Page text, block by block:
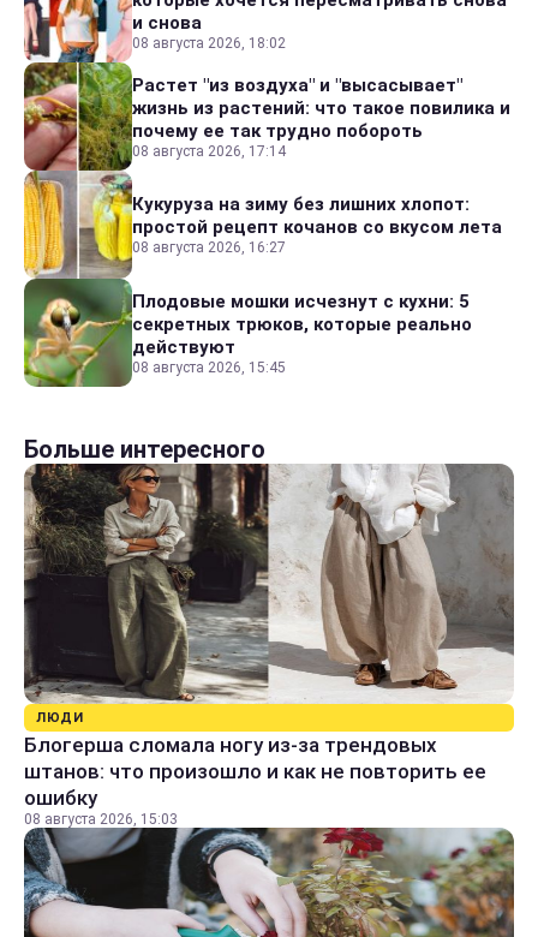
и снова
08 августа 2026, 18:02
Растет "из воздуха" и "высасывает"
жизнь из растений: что такое повилика и
почему ее так трудно побороть
08 августа 2026, 17:14
Кукуруза на зиму без лишних хлопот:
простой рецепт кочанов со вкусом лета
08 августа 2026, 16:27
Плодовые мошки исчезнут с кухни: 5
секретных трюков, которые реально
действуют
08 августа 2026, 15:45
Больше интересного
ЛЮДИ
Блогерша сломала ногу из-за трендовых
штанов: что произошло и как не повторить ее
ошибку
08 августа 2026, 15:03